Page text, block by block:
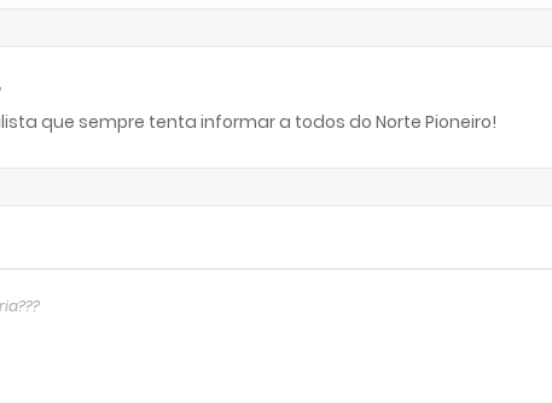
que sempre tenta informar a todos do Norte Pioneiro!